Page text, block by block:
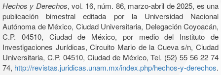
Hechos y Derechos, vol. 16, núm. 86, marzo-abril de 2025, es una
publicación bimestral editada por la Universidad Nacional
Autónoma de México, Ciudad Universitaria, Delegación Coyoacán,
C.P. 04510, Ciudad de México, por medio del Instituto de
Investigaciones Jurídicas, Circuito Mario de la Cueva s/n, Ciudad
Universitaria, C.P. 04510, Ciudad de México, Tel. (52) 55 56 22 74
74, http://revistas.juridicas.unam.mx/index.php/hechos-y-derechos.